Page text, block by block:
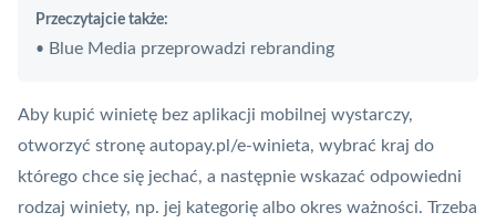
Przeczytajcie także:
• Blue Media przeprowadzi rebranding
Aby kupić winietę bez aplikacji mobilnej wystarczy,
otworzyć stronę autopay.pl/e-winieta, wybrać kraj do
którego chce się jechać, a następnie wskazać odpowiedni
rodzaj winiety, np. jej kategorię albo okres ważności. Trzeba